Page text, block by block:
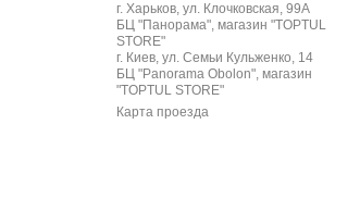
г. Харьков, ул. Клочковская, 99А
БЦ "Панорама", магазин "TOPTUL
STORE"
г. Киев, ул. Семьи Кульженко, 14
БЦ "Panorama Obolon", магазин
"TOPTUL STORE"
Карта проезда